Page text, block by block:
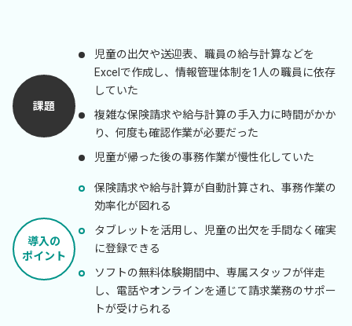
課題
児童の出欠や送迎表、職員の給与計算などを
Excelで作成し、情報管理体制を1人の職員に依存
していた
複雑な保険請求や給与計算の手入力に時間がかか
り、何度も確認作業が必要だった
児童が帰った後の事務作業が慢性化していた
導入の
ポイント
保険請求や給与計算が自動計算され、事務作業の
効率化が図れる
タブレットを活用し、児童の出欠を手間なく確実
に登録できる
ソフトの無料体験期間中、専属スタッフが伴走
し、電話やオンラインを通じて請求業務のサポー
トが受けられる